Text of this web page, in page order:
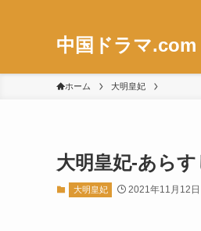
中国ドラマ.com
ホーム 大明皇妃
大明皇妃-あら
大明皇妃 2021年11月12日